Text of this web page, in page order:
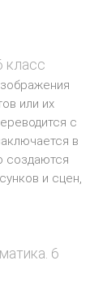
класс
или их
с
в
создаются
и сцен,
6